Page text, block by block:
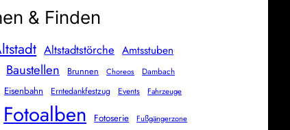
& Finden
Altstadtstörche Amtsstuben
Baustellen Brunnen Choreos
Dambach
Eisenbahn Erntedankfestzug Events Fahrzeuge
Fotoalben Fotoserie Fußgängerzone